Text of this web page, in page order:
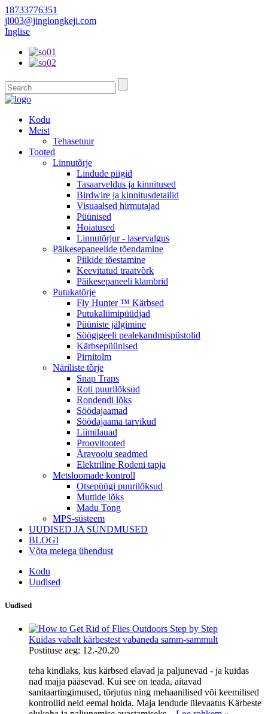
18733776351
jl003@jinglongkeji.com
Inglise
Kodu
Meist
Tehasetuur
Tooted
Linnutõrje
Lindude piigid
Tasaarveldus ja kinnitused
Birdwire ja kinnitusdetailid
Visuaalsed hirmutajad
Püünised
Hoiatused
Linnutõrjur - laservalgus
Päikesepaneelide tõendamine
Piikide tõestamine
Keevitatud traatvõrk
Päikesepaneeli klambrid
Putukatõrje
Fly Hunter ™ Kärbsed
Putukaliimipüüdjad
Püüniste jälgimine
Söögigeeli pealekandmispüstolid
Kärbsepüünised
Pirnitolm
Näriliste tõrje
Snap Traps
Roti puurilõksud
Rondendi lõks
Söödajaamad
Söödajaama tarvikud
Liimilauad
Proovitooted
Äravoolu seadmed
Elektriline Rodeni tapja
Metsloomade kontroll
Otsepüügi puurilõksud
Muttide lõks
Madu Tong
MPS-süsteem
UUDISED JA SÜNDMUSED
BLOGI
Võta meiega ühendust
Kodu
Uudised
Uudised
Kuidas vabalt kärbestest vabaneda samm-sammult
Postituse aeg: 12.-20.20
teha kindlaks, kus kärbsed elavad ja paljunevad - ja kuidas
nad majja pääsevad. Kui see on teada, aitavad
sanitaartingimused, tõrjutus ning mehaanilised või keemilised
kontrollid neid eemal hoida. Maja lendude ülevaatus Kärbeste